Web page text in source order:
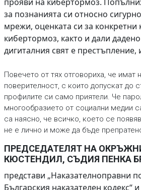
за познанията си относно
мрежи, оценката си за конкретни
кибертормоз, както и дали
дигиталния свят е престъпление,
Повечето от тях отговориха, че имат
поверителност, с които допускат до
профилите си само приятели. Че
многообразието от социални медии
са наясно, че всичко, което се
не е лично и може да бъде
ПРЕДСЕДАТЕЛЯТ НА
КЮСТЕНДИЛ, СЪДИЯ ПЕНКА
представи „Наказателноправни
Българския наказателен кодекс“